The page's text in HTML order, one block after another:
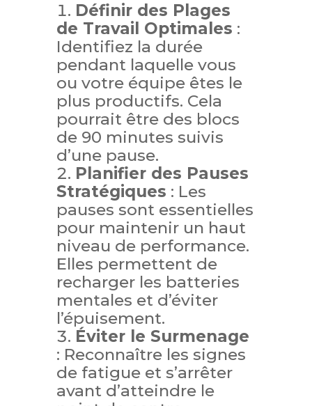
Définir des Plages
de Travail Optimales :
Identifiez la durée
pendant laquelle vous
ou votre équipe êtes le
plus productifs. Cela
pourrait être des blocs
de 90 minutes suivis
d’une pause.
Planifier des Pauses
Stratégiques : Les
pauses sont essentielles
pour maintenir un haut
niveau de performance.
Elles permettent de
recharger les batteries
mentales et d’éviter
l’épuisement.
Éviter le Surmenage
: Reconnaître les signes
de fatigue et s’arrêter
avant d’atteindre le